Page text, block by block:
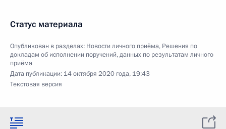
Статус материала
Опубликован в разделах: Новости личного приёма, Решения по
докладам об исполнении поручений, данных по результатам личного
приёма
Дата публикации: 14 октября 2020 года, 19:43
Текстовая версия